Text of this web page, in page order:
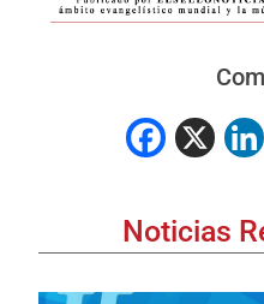
Noticias